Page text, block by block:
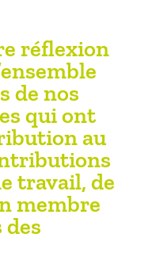
réflexion
de nos
qui ont
au
travail, de
membre